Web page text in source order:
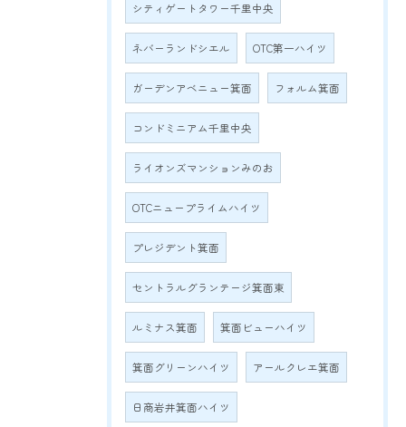
シティゲートタワー千里中央
ネバーランドシエル OTC第一ハイツ
ガーデンアベニュー箕面 フォルム箕面
コンドミニアム千里中央
ライオンズマンションみのお
OTCニュープライムハイツ
プレジデント箕面
セントラルグランテージ箕面東
ルミナス箕面 箕面ビューハイツ
箕面グリーンハイツ アールクレエ箕面
日商岩井箕面ハイツ